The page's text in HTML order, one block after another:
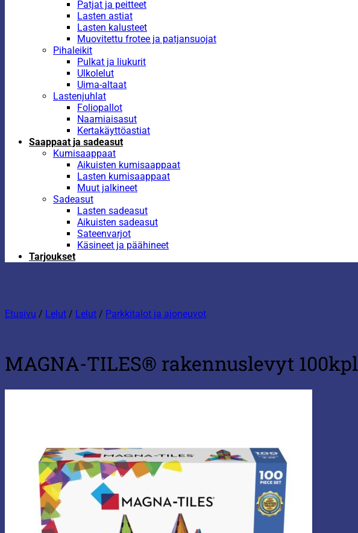
Patjat ja peitteet
Lasten astiat
Lasten kalusteet
Muovitettu frotee ja patjansuojat
Pihaleikit
Pulkat ja liukurit
Ulkolelut
Uima-altaat
Lastenjuhlat
Foliopallot
Naamiaisasut
Kertakäyttöastiat
Saappaat ja sadeasut
Kumisaappaat
Aikuisten kumisaappaat
Lasten kumisaappaat
Muut jalkineet
Sadeasut
Lasten sadeasut
Aikuisten sadeasut
Sateenvarjot
Käsineet ja päähineet
Tarjoukset
Etusivu / Lelut / Lelut / Parkkitalot ja ajoneuvot
MAGNA-TILES® rakennuslevyt 100kpl